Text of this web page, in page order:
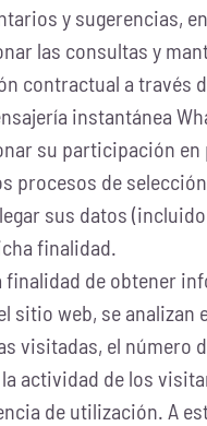
y sugerencias,
las consultas y
contractual a través
instantánea
su participación en
procesos de
sus datos
finalidad.
finalidad de obtener
sitio web, se analizan
visitadas, el número
actividad de los
de utilización. A